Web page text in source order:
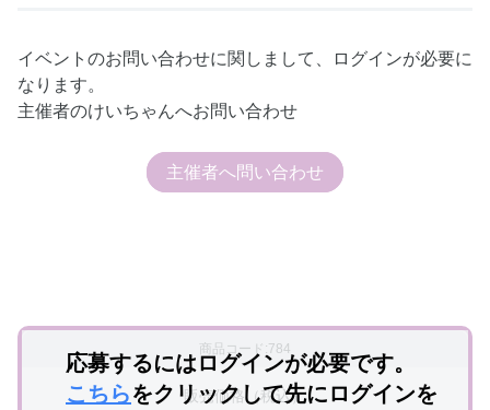
イベントのお問い合わせに関しまして、ログインが必要に
なります。
主催者のけいちゃんへお問い合わせ
主催者へ問い合わせ
商品コード:784
販売価格（税込）
応募するにはログインが必要です。
こちらをクリックして先にログインを